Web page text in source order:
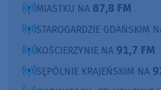
MIASTKU NA 87,8 FM
STAROGARDZIE GDAŃSKIM
KOŚCIERZYNIE NA 91,7 FM
SĘPÓLNIE KRAJEŃSKIM NA